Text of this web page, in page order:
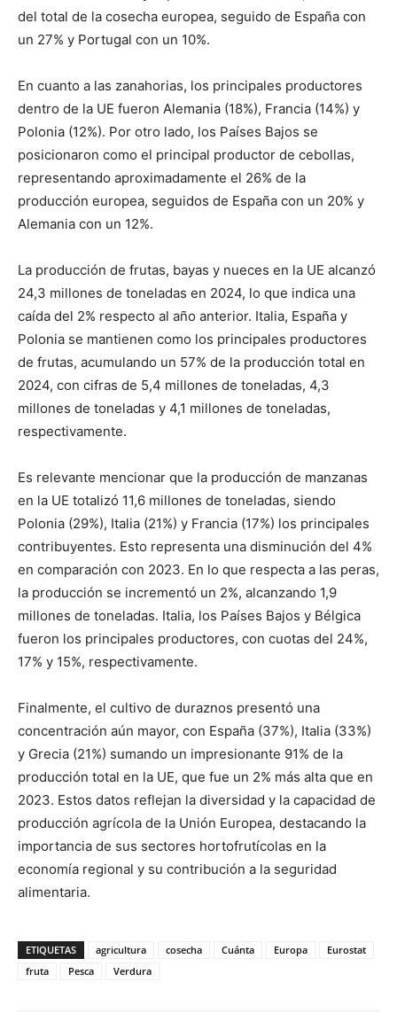
del total de la cosecha europea, seguido de España con
un 27% y Portugal con un 10%.
En cuanto a las zanahorias, los principales productores
dentro de la UE fueron Alemania (18%), Francia (14%) y
Polonia (12%). Por otro lado, los Países Bajos se
posicionaron como el principal productor de cebollas,
representando aproximadamente el 26% de la
producción europea, seguidos de España con un 20% y
Alemania con un 12%.
La producción de frutas, bayas y nueces en la UE alcanzó
24,3 millones de toneladas en 2024, lo que indica una
caída del 2% respecto al año anterior. Italia, España y
Polonia se mantienen como los principales productores
de frutas, acumulando un 57% de la producción total en
2024, con cifras de 5,4 millones de toneladas, 4,3
millones de toneladas y 4,1 millones de toneladas,
respectivamente.
Es relevante mencionar que la producción de manzanas
en la UE totalizó 11,6 millones de toneladas, siendo
Polonia (29%), Italia (21%) y Francia (17%) los principales
contribuyentes. Esto representa una disminución del 4%
en comparación con 2023. En lo que respecta a las peras,
la producción se incrementó un 2%, alcanzando 1,9
millones de toneladas. Italia, los Países Bajos y Bélgica
fueron los principales productores, con cuotas del 24%,
17% y 15%, respectivamente.
Finalmente, el cultivo de duraznos presentó una
concentración aún mayor, con España (37%), Italia (33%)
y Grecia (21%) sumando un impresionante 91% de la
producción total en la UE, que fue un 2% más alta que en
2023. Estos datos reflejan la diversidad y la capacidad de
producción agrícola de la Unión Europea, destacando la
importancia de sus sectores hortofrutícolas en la
economía regional y su contribución a la seguridad
alimentaria.
ETIQUETAS agricultura cosecha Cuánta Europa
Eurostat
fruta
Pesca Verdura